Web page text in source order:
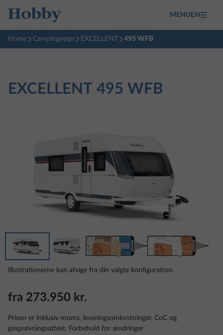
MENUEN
Home Campingvogn EXCELLENT 495 WFB
EXCELLENT 495 WFB
Illustrationerne kan afvige fra din valgte konfiguration.
fra 273.950 kr.
Prisen er inklusiv moms, leveringsomkostninger. CoC og
gasprøvningsattest. Forbehold for ændringer